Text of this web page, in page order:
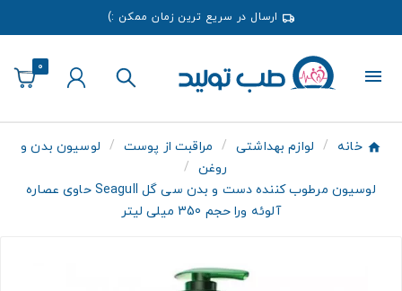
ارسال در سریع ترین زمان ممکن :)
0
خانه لوازم بهداشتی مراقبت از پوست
لوسیون بدن و
روغن
لوسیون مرطوب کننده دست و بدن سی گل Seagull حاوی عصاره
آلوئه ورا حجم 350 میلی لیتر